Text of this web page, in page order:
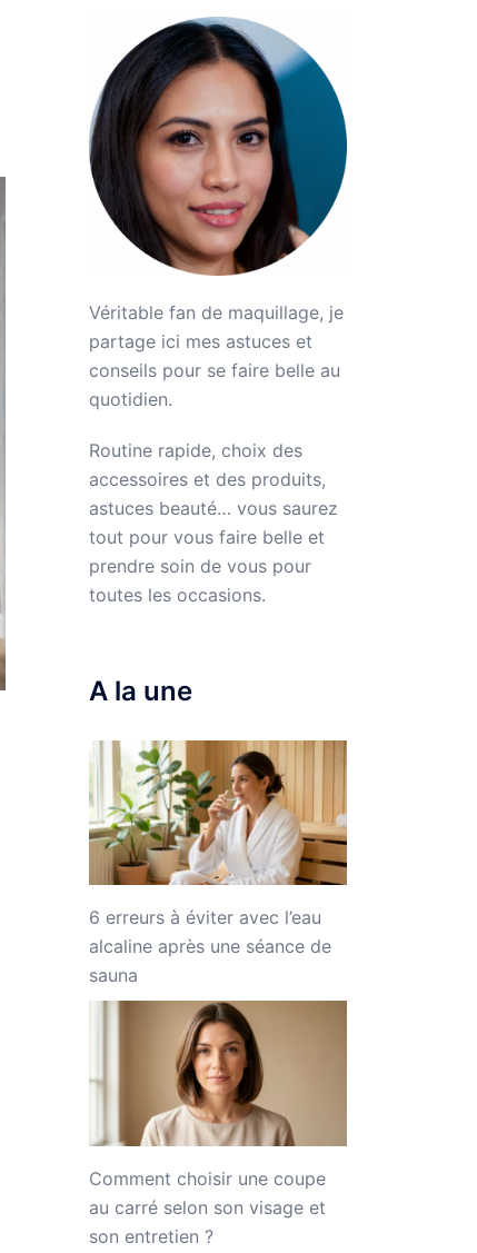
Véritable fan de maquillage, je
partage ici mes astuces et
conseils pour se faire belle au
quotidien.
Routine rapide, choix des
accessoires et des produits,
astuces beauté… vous saurez
tout pour vous faire belle et
prendre soin de vous pour
toutes les occasions.
A la une
6 erreurs à éviter avec l’eau
alcaline après une séance de
sauna
Comment choisir une coupe
au carré selon son visage et
son entretien ?